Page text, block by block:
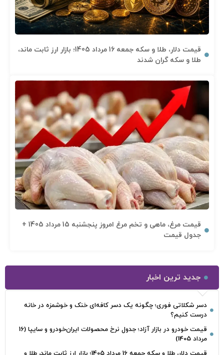
قیمت دلار، طلا و سکه جمعه 16 مرداد 1405؛ بازار ارز ثابت ماند،
طلا و سکه گران شدند
قیمت مرغ، ماهی و تخم مرغ امروز پنجشنبه 15 مرداد 1405 +
جدول قیمت
جدید ترین اخبار
دسر شکلاتی فوری؛ چگونه یک دسر کافه‌ای خنک و خوشمزه در خانه
درست کنیم؟
قیمت خودرو در بازار آزاد؛ جدول نرخ محصولات ایران‌خودرو و سایپا (16
مرداد 1405)